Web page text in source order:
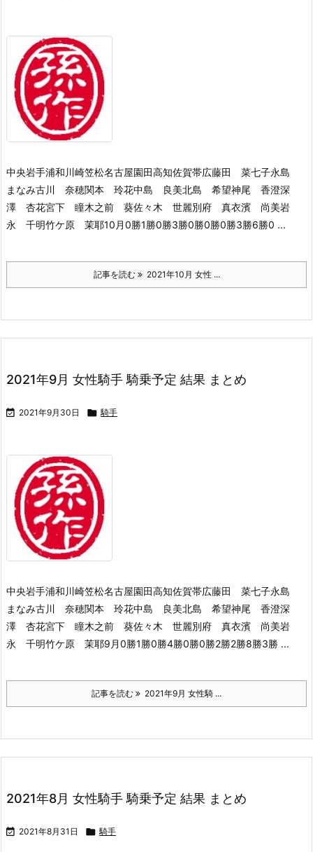
中央岩手浦和川崎笠松名古屋園田高知佐賀帯広藤田 菜七子永島
まなみ古川 奈穂関本 玲花中島 良美北島 希望神尾 香澄深
澤 杏花宮下 瞳木之前 葵佐々木 世麗別府 真衣濱 尚美岩
永 千明竹ケ原 茉耶10月0勝1勝0勝3勝0勝0勝0勝3勝6勝0 ...
記事を読む 2021年10月 女性 ...
2021年9月 女性騎手 騎乗予定 結果 まとめ
 2021年9月30日  騎手
中央岩手浦和川崎笠松名古屋園田高知佐賀帯広藤田 菜七子永島
まなみ古川 奈穂関本 玲花中島 良美北島 希望神尾 香澄深
澤 杏花宮下 瞳木之前 葵佐々木 世麗別府 真衣濱 尚美岩
永 千明竹ケ原 茉耶9月0勝1勝0勝4勝0勝0勝2勝2勝8勝3勝 ...
記事を読む 2021年9月 女性騎 ...
2021年8月 女性騎手 騎乗予定 結果 まとめ
 2021年8月31日  騎手